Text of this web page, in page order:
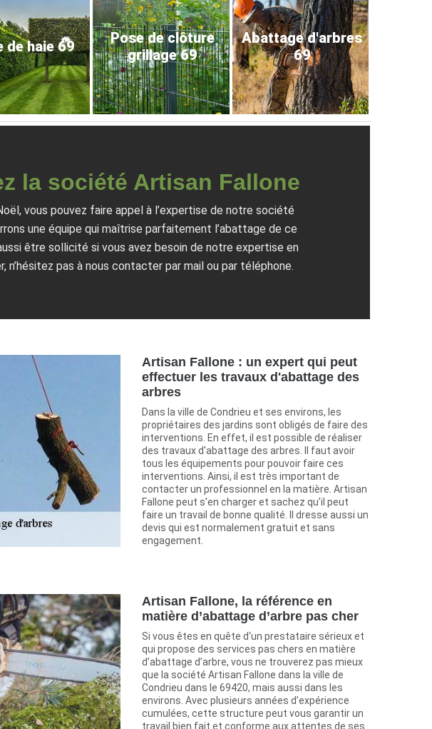
de haie 69
Pose de clôture
grillage 69
Abattage d'arbres
69
la société Artisan Fallone
vous pouvez faire appel à l’expertise de notre société
une équipe qui maîtrise parfaitement l’abattage de ce
être sollicité si vous avez besoin de notre expertise en
pas à nous contacter par mail ou par téléphone.
Artisan Fallone : un expert qui peut
effectuer les travaux d'abattage des
arbres
Dans la ville de Condrieu et ses environs, les
propriétaires des jardins sont obligés de faire des
interventions. En effet, il est possible de réaliser
des travaux d'abattage des arbres. Il faut avoir
tous les équipements pour pouvoir faire ces
interventions. Ainsi, il est très important de
contacter un professionnel en la matière. Artisan
Fallone peut s'en charger et sachez qu'il peut
faire un travail de bonne qualité. Il dresse aussi un
devis qui est normalement gratuit et sans
engagement.
Artisan Fallone, la référence en
matière d’abattage d’arbre pas cher
Si vous êtes en quête d‘un prestataire sérieux et
qui propose des services pas chers en matière
d’abattage d’arbre, vous ne trouverez pas mieux
que la société Artisan Fallone dans la ville de
Condrieu dans le 69420, mais aussi dans les
environs. Avec plusieurs années d’expérience
cumulées, cette structure peut vous garantir un
travail bien fait et conforme aux attentes de ses